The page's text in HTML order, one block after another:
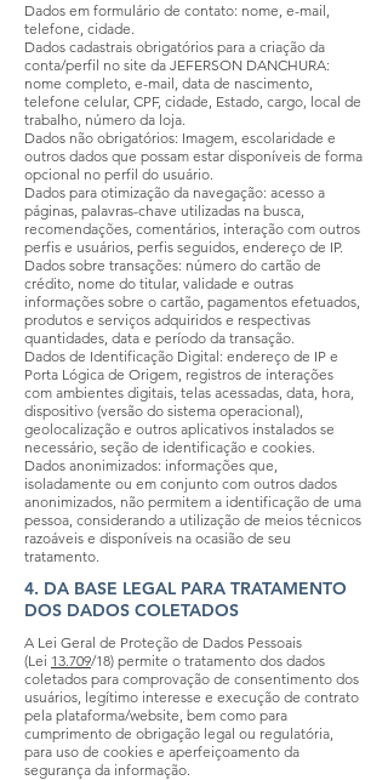
Dados em formulário de contato: nome, e-mail,
telefone, cidade.
Dados cadastrais obrigatórios para a criação da
conta/perfil no site da JEFERSON DANCHURA:
nome completo, e-mail, data de nascimento,
telefone celular, CPF, cidade, Estado, cargo, local de
trabalho, número da loja.
Dados não obrigatórios: Imagem, escolaridade e
outros dados que possam estar disponíveis de forma
opcional no perfil do usuário.
Dados para otimização da navegação: acesso a
páginas, palavras-chave utilizadas na busca,
recomendações, comentários, interação com outros
perfis e usuários, perfis seguidos, endereço de IP.
Dados sobre transações: número do cartão de
crédito, nome do titular, validade e outras
informações sobre o cartão, pagamentos efetuados,
produtos e serviços adquiridos e respectivas
quantidades, data e período da transação.
Dados de Identificação Digital: endereço de IP e
Porta Lógica de Origem, registros de interações
com ambientes digitais, telas acessadas, data, hora,
dispositivo (versão do sistema operacional),
geolocalização e outros aplicativos instalados se
necessário, seção de identificação e cookies.
Dados anonimizados: informações que,
isoladamente ou em conjunto com outros dados
anonimizados, não permitem a identificação de uma
pessoa, considerando a utilização de meios técnicos
razoáveis e disponíveis na ocasião de seu
tratamento.
4. DA BASE LEGAL PARA TRATAMENTO
DOS DADOS COLETADOS
A Lei Geral de Proteção de Dados Pessoais
(Lei 13.709/18) permite o tratamento dos dados
coletados para comprovação de consentimento dos
usuários, legítimo interesse e execução de contrato
pela plataforma/website, bem como para
cumprimento de obrigação legal ou regulatória,
para uso de cookies e aperfeiçoamento da
segurança da informação.